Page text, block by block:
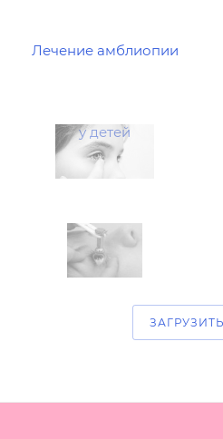
Лечение амблиопии
у детей